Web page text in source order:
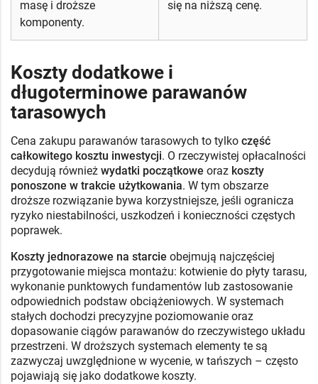
masę i droższe
komponenty.
się na niższą cenę.
Koszty dodatkowe i
długoterminowe parawanów
tarasowych
Cena zakupu parawanów tarasowych to tylko część
całkowitego kosztu inwestycji. O rzeczywistej opłacalności
decydują również wydatki początkowe oraz koszty
ponoszone w trakcie użytkowania. W tym obszarze
droższe rozwiązanie bywa korzystniejsze, jeśli ogranicza
ryzyko niestabilności, uszkodzeń i konieczności częstych
poprawek.
Koszty jednorazowe na starcie obejmują najczęściej
przygotowanie miejsca montażu: kotwienie do płyty tarasu,
wykonanie punktowych fundamentów lub zastosowanie
odpowiednich podstaw obciążeniowych. W systemach
stałych dochodzi precyzyjne poziomowanie oraz
dopasowanie ciągów parawanów do rzeczywistego układu
przestrzeni. W droższych systemach elementy te są
zazwyczaj uwzględnione w wycenie, w tańszych – często
pojawiają się jako dodatkowe koszty.